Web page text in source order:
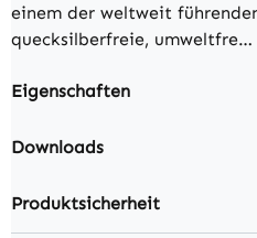
einem der weltweit
quecksilberfreie, umweltfre…
Eigenschaften
Downloads
Produktsicherheit